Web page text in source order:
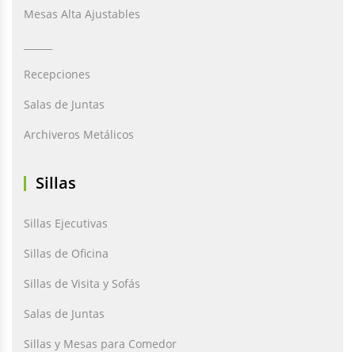
Mesas Alta Ajustables
Recepciones
Salas de Juntas
Archiveros Metálicos
Sillas
Sillas Ejecutivas
Sillas de Oficina
Sillas de Visita y Sofás
Salas de Juntas
Sillas y Mesas para Comedor